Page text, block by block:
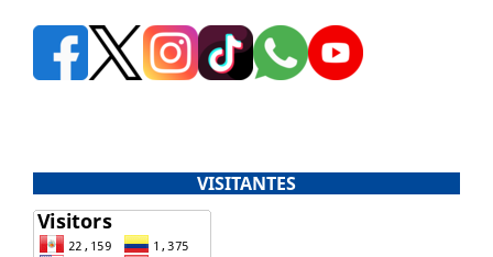
VISITANTES